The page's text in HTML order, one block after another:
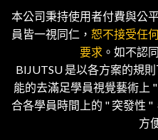
本公司秉持使用者付費與公
員皆一視同仁， 恕不接受任
要求 。如不認
BIJUTSU 是以各方案的規
能的去滿足學員視覺藝術上
合各學員時間上的 " 突發性
方